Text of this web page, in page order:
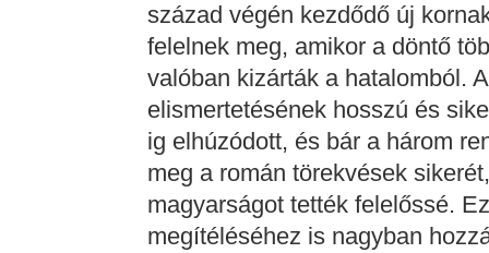
század végén kezdődő új
felelnek meg, amikor a döntő
valóban kizárták a hatalomból.
elismertetésének hosszú és
ig elhúzódott, és bár a három
meg a román törekvések
magyarságot tették felelőssé.
megítéléséhez is nagyban